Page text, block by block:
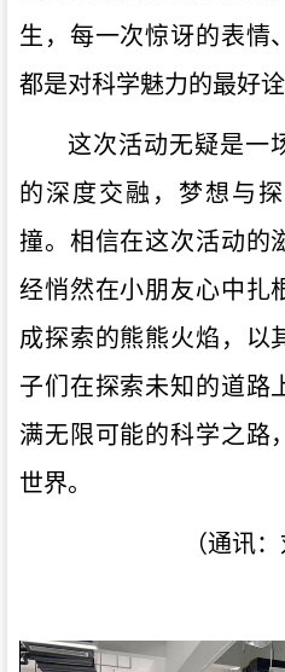
生，每一次惊讶的表情
都是对科学魅力的最好诠
这次活动无疑是一
的深度交融，梦想与
撞。相信在这次活动的
经悄然在小朋友心中扎
成探索的熊熊火焰，以
子们在探索未知的道路
满无限可能的科学之路
世界。
（通讯